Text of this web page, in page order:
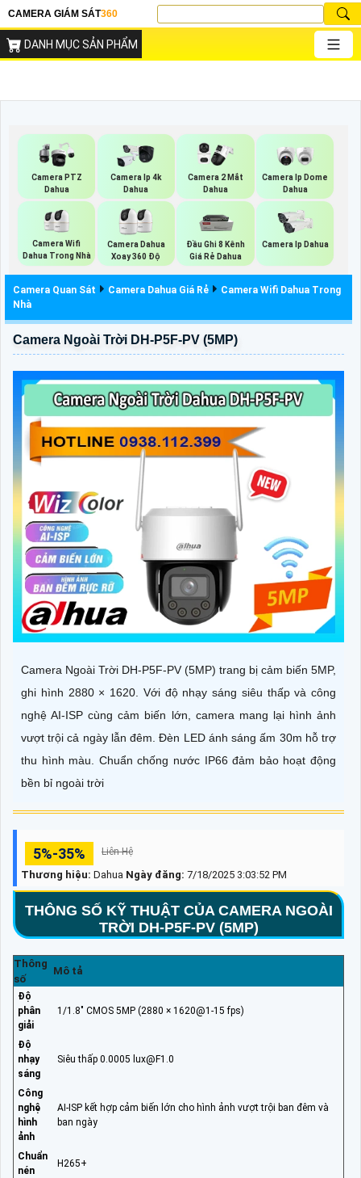
CAMERA GIÁM SÁT360
DANH MỤC SẢN PHẨM
Camera PTZ
Dahua
Camera Ip 4k
Dahua
Camera 2 Mắt
Dahua
Camera Ip Dome
Dahua
Camera Wifi
Dahua Trong Nhà
Camera Dahua
Xoay 360 Độ
Đầu Ghi 8 Kênh
Giá Rẻ Dahua
Camera Ip Dahua
Camera Quan Sát Camera Dahua Giá Rẻ
Camera Wifi Dahua Trong
Nhà
Camera Ngoài Trời DH-P5F-PV (5MP)
Camera Ngoài Trời DH-P5F-PV (5MP) trang bị cảm biến 5MP,
ghi hình 2880 × 1620. Với độ nhạy sáng siêu thấp và công
nghệ AI-ISP cùng cảm biến lớn, camera mang lại hình ảnh
vượt trội cả ngày lẫn đêm. Đèn LED ánh sáng ấm 30m hỗ trợ
thu hình màu. Chuẩn chống nước IP66 đảm bảo hoạt động
bền bỉ ngoài trời
5%-35% Liên Hệ
Thương hiệu: Dahua Ngày đăng: 7/18/2025 3:03:52 PM
THÔNG SỐ KỸ THUẬT CỦA CAMERA NGOÀI
TRỜI DH-P5F-PV (5MP)
Thông
số
Mô tả
Độ
phân
giải
1/1.8" CMOS 5MP (2880 × 1620@1-15 fps)
Độ
nhạy
sáng
Siêu thấp 0.0005 lux@F1.0
Công
nghệ
hình
ảnh
AI-ISP kết hợp cảm biến lớn cho hình ảnh vượt trội ban đêm và
ban ngày
Chuẩn
nén
H265+